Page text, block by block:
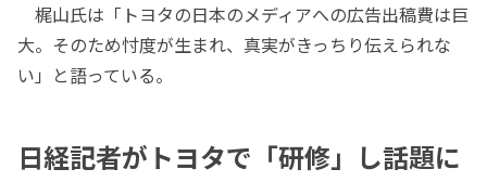
梶山氏は「トヨタの日本のメディアへの広告出稿費は巨
大。そのため忖度が生まれ、真実がきっちり伝えられな
い」と語っている。
日経記者がトヨタで「研修」し話題に